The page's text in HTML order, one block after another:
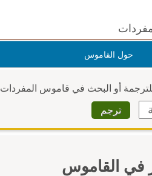
حول القاموس
أو البحث في قاموس المفردات
في القاموس